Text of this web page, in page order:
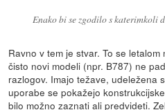
Enako bi se zgodilo s katerimkoli
Ravno v tem je stvar. To se
čisto novi modeli (npr. B787) ne
razlogov. Imajo težave, udeležena
uporabe se pokažejo
bilo možno zaznati ali predvideti.